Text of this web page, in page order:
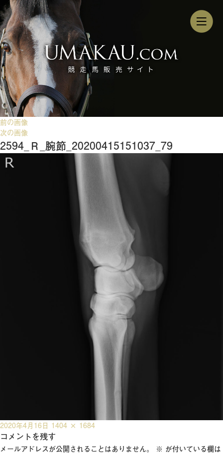
前の画像
次の画像
2594_Ｒ_腕節_20200415151037_79
投
稿
日:
2020年4月16日 フ
ル
サ
1404 × 1684
コメントを残す
メールアドレスが公開されることはありません。 ※ が付いている欄は